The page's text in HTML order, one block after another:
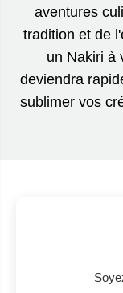
aventures
tradition et de
un Nakiri à
deviendra
sublimer vos